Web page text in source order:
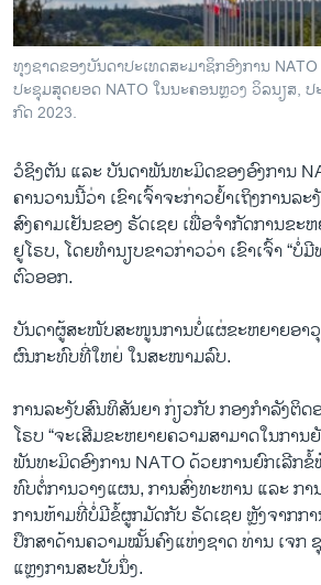
ວີດີໂອ
ສຽງ
ລາຍການກະຈາຍສຽງ
ຕິດຕາມພວກເຮົາ ທີ່
ພາສາຕ່າງໆ
ທຸງ​ຊາດ​ຂອງ​ບັນ​ດາ​ປະ​ເທດ​ສະ​ມາ​ຊິກ​ອົງ​ການ
ປະ​ຊຸມ​ສຸດຍອດ NATO ໃນ​ນະ​ຄອນຫຼວງ ວິ​ລ​ນຽ​ສ, ປ
ກົດ 2023.
ວໍ​ຊິ​ງ​ຕັນ ແລະ ບັນ​ດາ​ພັນ​ທະ​ມິດ​ຂອງ​ອົງ​ການ
ຄານ​ວານນີ້​ວ່າ ​ເຂົາ​ເຈົ້າ​ຈະ​ກ່າວ​ຢ້ຳ​ເຖິງການ​ລ
ສົງ​ຄາມ​ເຢັນ​ຂອງ ຣັດ​ເຊຍ ເພື່ອ​ຈຳ​ກັດ​ການ​ຂະ​
ຢູ​ໂຣບ, ໂດຍ​ທຳ​ນຽບ​ຂາວ​ກ່າວ​ວ່າ ເຂົາ​ເຈົ້າ “ບໍ່​
ຕົວອອກ​.
ບັນ​ດາ​ຜູ້​ສະ​ໜັບ​ສະ​ໜູນ​ກາ​ນບໍ່​ແຜ່​ຂະ​ຫຍາຍ​ອາ​
ຜົນ​ກະ​ທົບ​ທີ່​ໃຫຍ່ ​ໃນ​ສະ​ໜາມ​ລົບ.
ການ​ລະ​ງັບ​ສົນ​ທິ​ສັນ​ຍາ ກ່ຽວ​ກັບ ກອງ​ກຳ​ລັງ​ຕິດ​
ໂຣບ “ຈະ​ເສີມ​ຂະ​ຫຍາຍ​ຄວາມ​ສາ​ມາດ​ໃນ​ກາ
ພັນ​ທະ​ມິດ​ອົງ​ການ NATO ດ້ວຍ​ການຍົກ​ເລີກ
ທົບ​ຕໍ່​ການ​ວາງ​ແຜນ, ການ​ສົ່ງ​ທະ​ຫານ ແລະ ກ
ການ​ຫ້າມ​ທີ່ບໍ່​ມີ​ຂໍ້​ຜູກ​ມັດ​ກັບ ຣັດ​ເຊຍ ຫຼັງ​ຈາກ​ກ
ປຶກ​ສາ​ດ້ານ​ຄວາມ​ໝັ້ນ​ຄົງ​ແຫ່ງ​ຊາດ ທ່ານ ເຈກ
ແຫຼງ​ການ​ສະ​ບັບ​ນຶ່ງ.